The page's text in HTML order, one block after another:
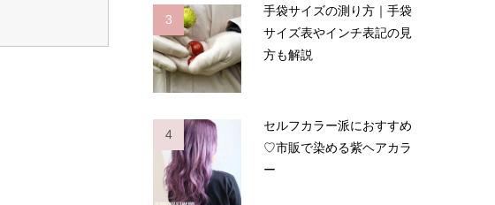
3
手袋サイズの測り方｜手袋
サイズ表やインチ表記の見
方も解説
4
セルフカラー派におすすめ
♡市販で染める紫ヘアカラ
ー